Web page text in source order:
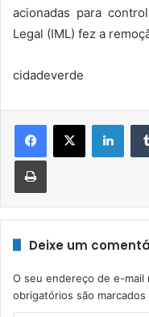
acionadas para
Legal (IML) fez a
cidadeverde
Imprimir
Deixe um
O seu endereço de e-mail
obrigatórios são marcados